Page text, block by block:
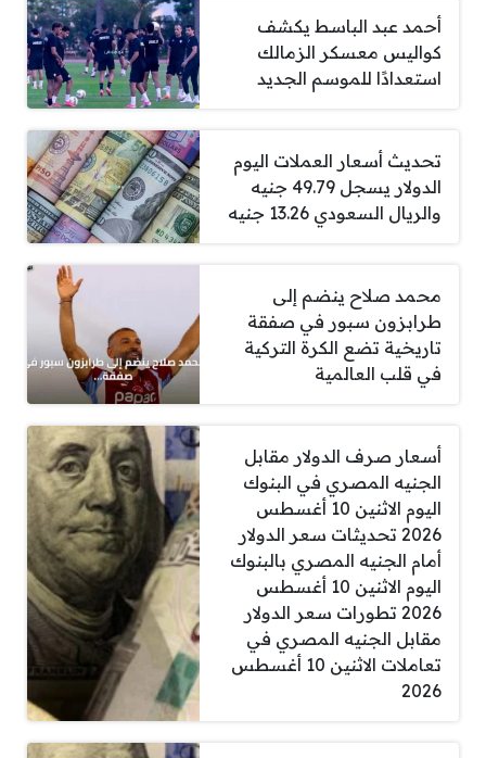
أحمد عبد الباسط يكشف
كواليس معسكر الزمالك
استعدادًا للموسم الجديد
تحديث أسعار العملات اليوم
الدولار يسجل 49.79 جنيه
والريال السعودي 13.26 جنيه
محمد صلاح ينضم إلى
طرابزون سبور في صفقة
تاريخية تضع الكرة التركية
في قلب العالمية
أسعار صرف الدولار مقابل
الجنيه المصري في البنوك
اليوم الاثنين 10 أغسطس
2026 تحديثات سعر الدولار
أمام الجنيه المصري بالبنوك
اليوم الاثنين 10 أغسطس
2026 تطورات سعر الدولار
مقابل الجنيه المصري في
تعاملات الاثنين 10 أغسطس
2026